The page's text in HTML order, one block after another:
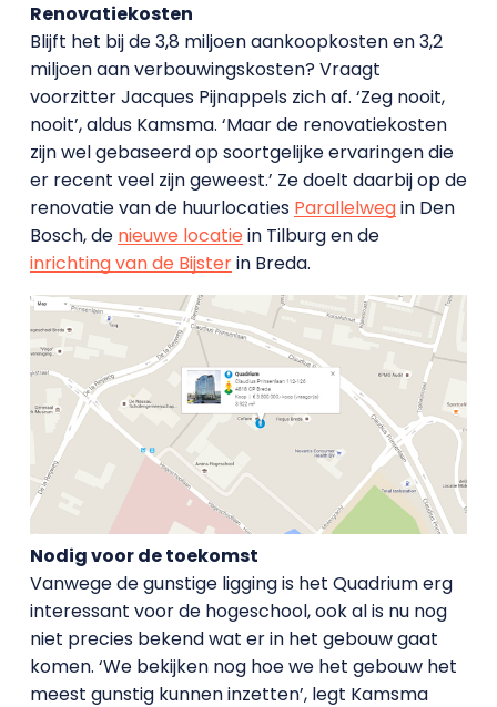
Renovatiekosten
Blijft het bij de 3,8 miljoen aankoopkosten en 3,2
miljoen aan verbouwingskosten? Vraagt
voorzitter Jacques Pijnappels zich af. ‘Zeg nooit,
nooit’, aldus Kamsma. ‘Maar de renovatiekosten
zijn wel gebaseerd op soortgelijke ervaringen die
er recent veel zijn geweest.’ Ze doelt daarbij op de
renovatie van de huurlocaties Parallelwegin Den
Bosch, de nieuwe locatiein Tilburg en de
inrichting van de Bijsterin Breda.
Nodig voor de toekomst
Vanwege de gunstige ligging is het Quadrium erg
interessant voor de hogeschool, ook al is nu nog
niet precies bekend wat er in het gebouw gaat
komen. ‘We bekijken nog hoe we het gebouw het
meest gunstig kunnen inzetten’, legt Kamsma